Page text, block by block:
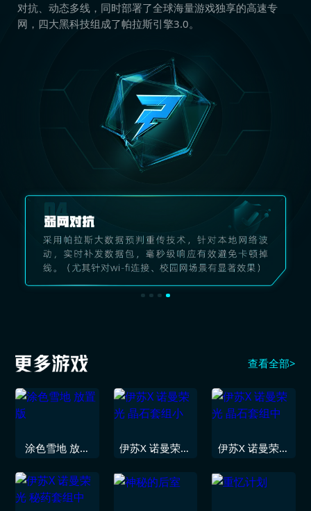
对抗、动态多线，同时部署了全球海量游戏独享的高速专
网，四大黑科技组成了帕拉斯引擎3.0。
查看全部>
涂色雪地 放置
伊苏X 诺曼荣光
伊苏X 诺曼荣光